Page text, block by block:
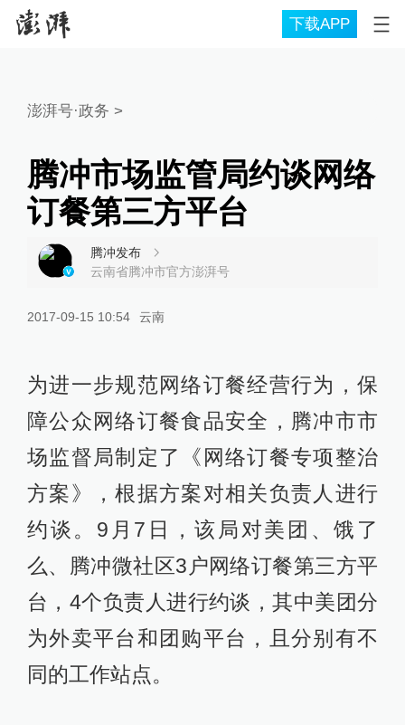
下载APP
澎湃号·政务 >
腾冲市场监管局约谈网络
订餐第三方平台
腾冲发布
云南省腾冲市官方澎湃号
2017-09-15 10:54 云南
为进一步规范网络订餐经营行为，保
障公众网络订餐食品安全，腾冲市市
场监督局制定了《网络订餐专项整治
方案》，根据方案对相关负责人进行
约谈。9月7日，该局对美团、饿了
么、腾冲微社区3户网络订餐第三方平
台，4个负责人进行约谈，其中美团分
为外卖平台和团购平台，且分别有不
同的工作站点。